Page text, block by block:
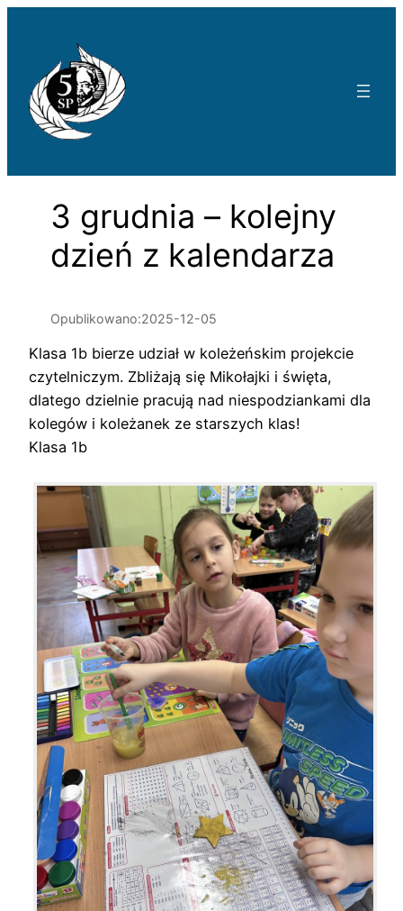
3 grudnia – kolejny
dzień z kalendarza
Opublikowano:2025-12-05
Klasa 1b bierze udział w koleżeńskim projekcie
czytelniczym. Zbliżają się Mikołajki i święta,
dlatego dzielnie pracują nad niespodziankami dla
kolegów i koleżanek ze starszych klas!
Klasa 1b